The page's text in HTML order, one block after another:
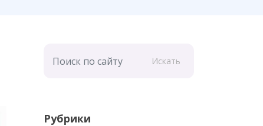
Искать
Рубрики